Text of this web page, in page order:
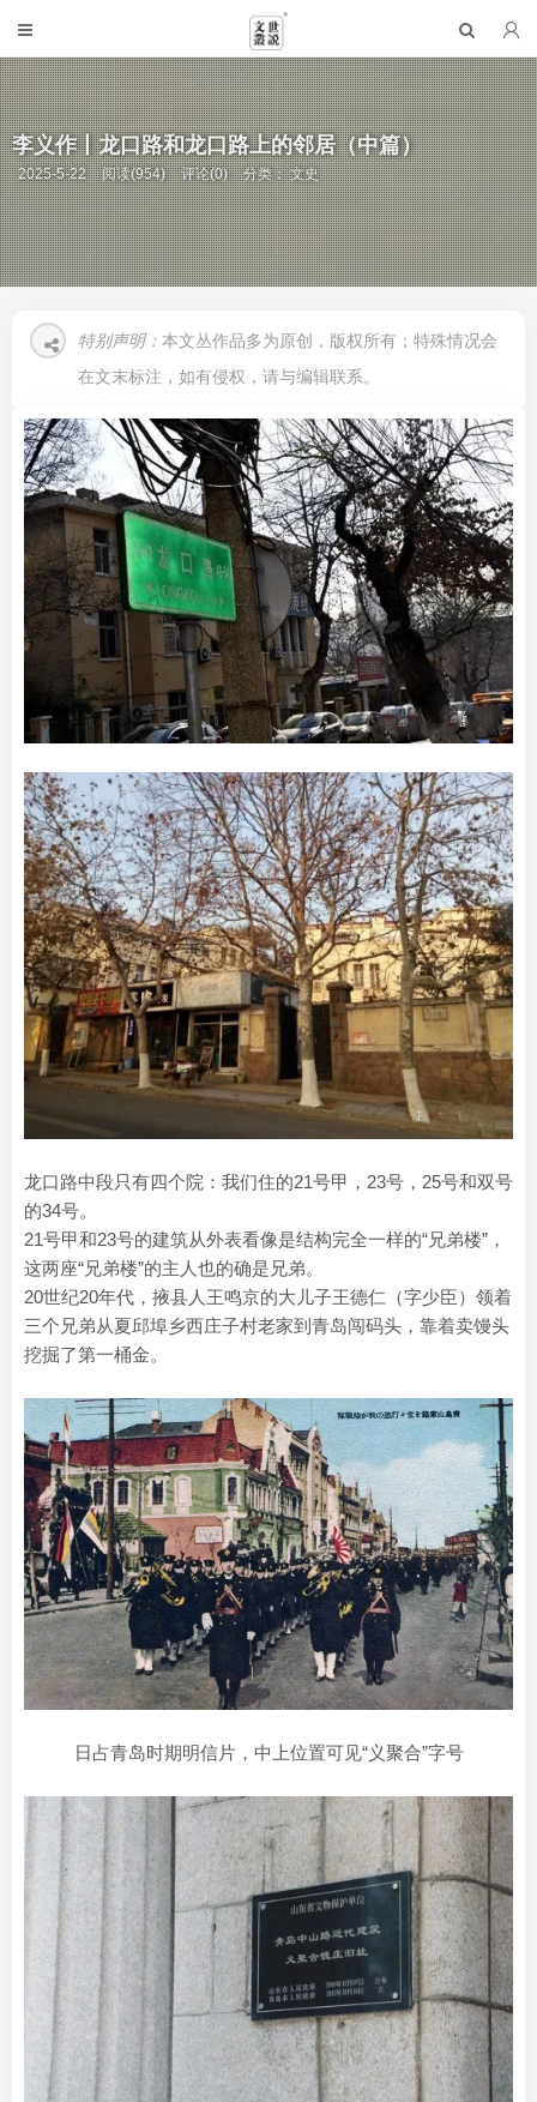
李义作丨龙口路和龙口路上的邻居（中篇）
2025-5-22 阅读(954) 评论(0) 分类：文史
特别声明： 本文丛作品多为原创，版权所有；特殊情况会
在文末标注，如有侵权，请与编辑联系。
龙口路中段只有四个院：我们住的21号甲，23号，25号和双号
的34号。
21号甲和23号的建筑从外表看像是结构完全一样的“兄弟楼”，
这两座“兄弟楼”的主人也的确是兄弟。
20世纪20年代，掖县人王鸣京的大儿子王德仁（字少臣）领着
三个兄弟从夏邱埠乡西庄子村老家到青岛闯码头，靠着卖馒头
挖掘了第一桶金。
日占青岛时期明信片，中上位置可见“义聚合”字号